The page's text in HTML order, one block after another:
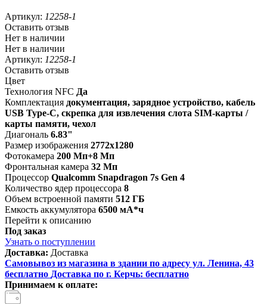
Артикул: 12258-1
Оставить отзыв
Нет в наличии
Нет в наличии
Артикул: 12258-1
Оставить отзыв
Цвет
Технология NFС Да
Комплектация документация, зарядное устройство, кабель
USB Type-C, скрепка для извлечения слота SIM-карты /
карты памяти, чехол
Диагональ 6.83"
Размер изображения 2772x1280
Фотокамера 200 Мп+8 Мп
Фронтальная камера 32 Мп
Процессор Qualcomm Snapdragon 7s Gen 4
Количество ядер процессора 8
Объем встроенной памяти 512 ГБ
Емкость аккумулятора 6500 мА*ч
Перейти к описанию
Под заказ
Узнать о поступлении
Доставка: Доставка
Самовывоз из магазина в здании по адресу ул. Ленина, 43
бесплатно Доставка по г. Керчь: бесплатно
Принимаем к оплате: